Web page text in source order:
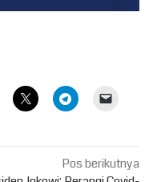
Pos berikutnya